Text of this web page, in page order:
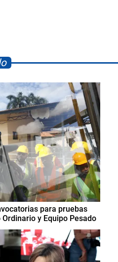
para pruebas
y Equipo Pesado